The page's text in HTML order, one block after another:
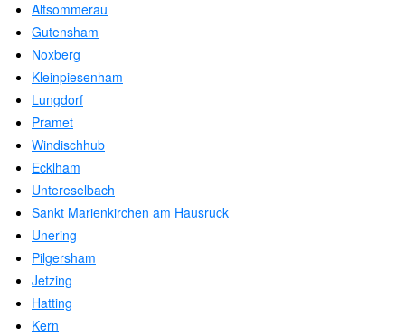
Altsommerau
Gutensham
Noxberg
Kleinpiesenham
Lungdorf
Pramet
Windischhub
Ecklham
Untereselbach
Sankt Marienkirchen am Hausruck
Unering
Pilgersham
Jetzing
Hatting
Kern